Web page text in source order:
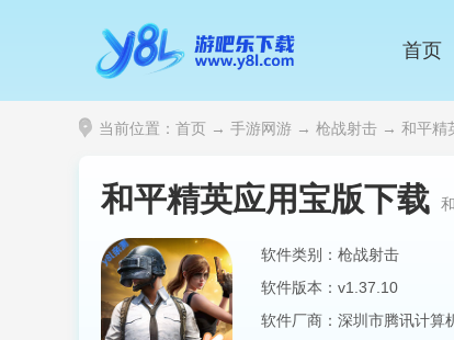
首页
当前位置： 首页 → 手游网游 → 枪战射击 → 和平精
和平精英应用宝版下载
软件类别：枪战射击
软件版本：v1.37.10